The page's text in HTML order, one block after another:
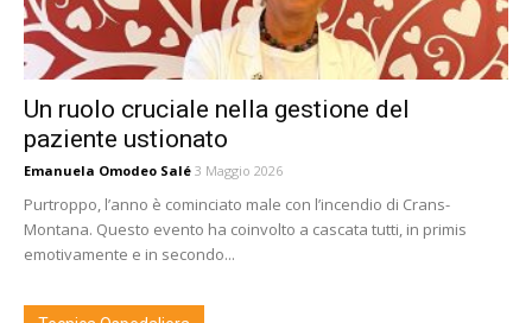
Un ruolo cruciale nella gestione del
paziente ustionato
Emanuela Omodeo Salé 3 Maggio 2026
Purtroppo, l’anno è cominciato male con l’incendio di Crans-
Montana. Questo evento ha coinvolto a cascata tutti, in primis
emotivamente e in secondo...